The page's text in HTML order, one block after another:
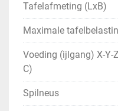
Tafelafmeting (LxB)
Maximale
Voeding (ijlgang) X-Y-
C)
Spilneus